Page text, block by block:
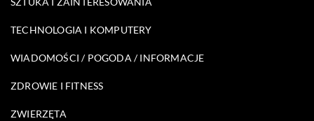
TECHNOLOGIA I KOMPUTERY
WIADOMOŚCI / POGODA / INFORMACJE
ZDROWIE I FITNESS
ZWIERZĘTA